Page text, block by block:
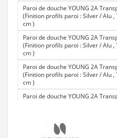
Paroi de douche YOUNG 2A
(Finition profils paroi : Silver / Alu ,
cm)
Paroi de douche YOUNG 2A
(Finition profils paroi : Silver / Alu ,
cm)
Paroi de douche YOUNG 2A
(Finition profils paroi : Silver / Alu ,
cm)
Paroi de douche YOUNG 2A
Paroi de douche YOUNG 2A
(Finition profils paroi : Silver / Alu ,